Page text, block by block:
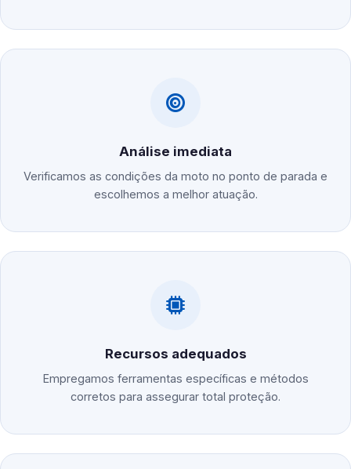
Análise imediata
Verificamos as condições da moto no ponto de parada e
escolhemos a melhor atuação.
Recursos adequados
Empregamos ferramentas específicas e métodos
corretos para assegurar total proteção.